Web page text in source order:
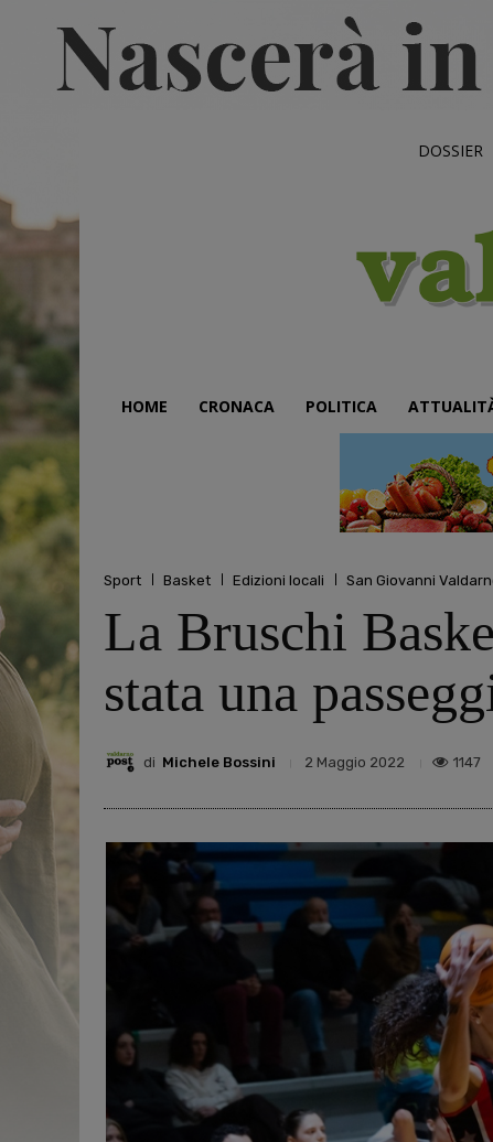
DOSSIER
HOME CRONACA POLITICA
Sport Basket Edizioni locali San Giovanni
La Bruschi
stata una
di Michele Bossini 2 Maggio 2022 1147